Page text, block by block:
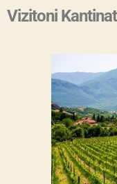
Vizitoni